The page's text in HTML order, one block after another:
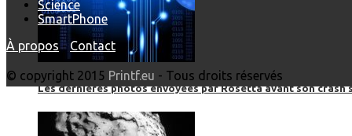
Les dernières photos envoyées par Rosetta avant son crash
Science
SmartPhone
À propos- Contact
© copyright 2015 Printf.eu - Tous droits réservés